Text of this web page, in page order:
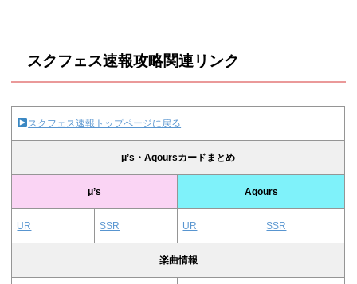
スクフェス速報攻略関連リンク
スクフェス速報トップページに戻る
μ’s・Aqoursカードまとめ
μ’s Aqours
UR SSR UR SSR
楽曲情報